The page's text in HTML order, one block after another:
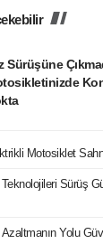
Sürüşüne
Motosiklet
Sürüş
Azaltmanın Yolu